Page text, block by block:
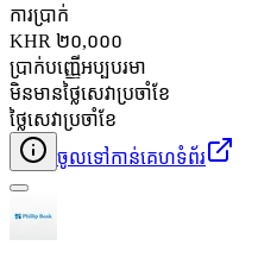
ការប្រាក់
KHR ២០,០០០
ប្រាក់បញ្ញើអប្បបរមា
មិនមានថ្លៃសេវាប្រចាំខែ
ថ្លៃសេវាប្រចាំខែ
ចូលទៅកាន់គេហទំព័រ